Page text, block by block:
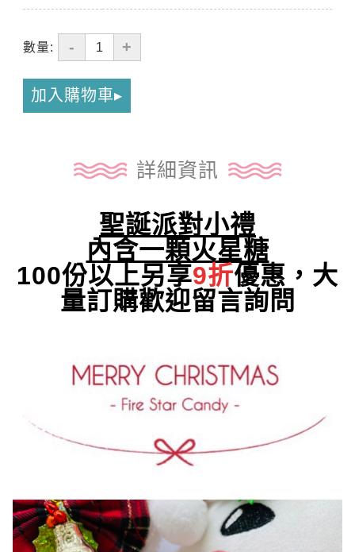
數量: - +
加入購物車
詳細資訊
聖誕派對小禮
內含一顆火星糖
100份以上另享9折優惠，大
量訂購歡迎留言詢問